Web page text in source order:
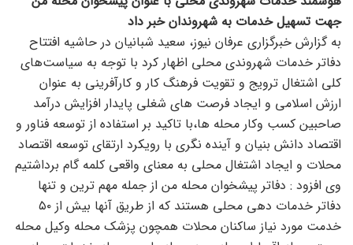
جهت تسهیل خدمات به شهروندان خبر داد
به گزارش خبرگزاری عرفان نیوز، سعید شبانیان در حاشیه افتتاح
دفاتر خدمات شهروندی محلی اظهار کرد با توجه به سیاست‌های
کلی اشتغال ترویج و تقویت فرهنگ کار و کارآفرینی به عنوان
ارزش اسلامی و ایجاد فرصت های شغلی پایدار افزایش درآمد
صاحبین کسب وکار محله ها،با تاکید بر استفاده از توسعه فناور و
اقتصاد دانش بنیان و آینده نگری با رویکرد ارتقای توسعه اقتصاد
محلات و ایجاد اشتغال محلی به معنای واقعی کلمه گام برداشتیم
وی افزود : دفاتر پیشخوان محله من از جمله مهم ترین و تنها
دفاتر خدمات دهی محلی هستند که از طریق آنها بیش از ۵۰
خدمت مورد نیاز ساکنان محلات همچون پزشک محله وکیل محله